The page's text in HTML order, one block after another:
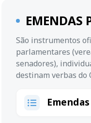
EMENDAS
São instrumentos
parlamentares
senadores),
destinam verbas do